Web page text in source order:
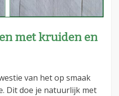
met kruiden en
van het op smaak
Dit doe je natuurlijk met